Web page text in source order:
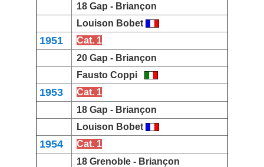
18 Gap - Briançon
Louison Bobet
1951
Cat. 1
20 Gap - Briançon
Fausto Coppi
1953
Cat. 1
18 Gap - Briançon
Louison Bobet
1954
Cat. 1
18 Grenoble - Briançon